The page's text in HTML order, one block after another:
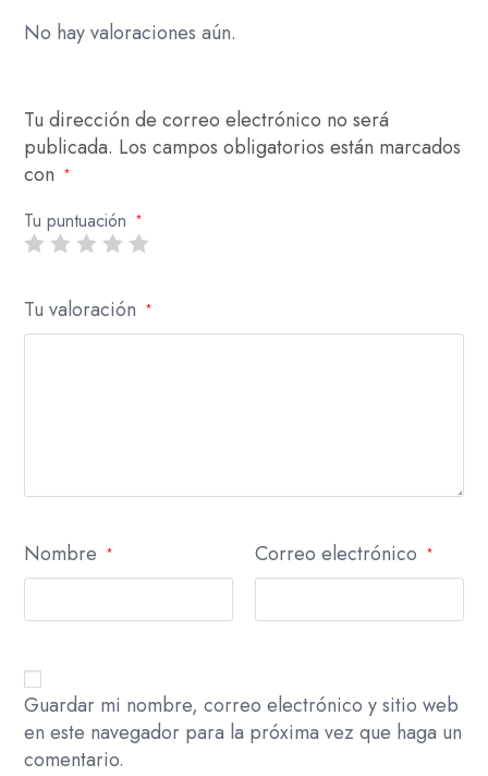
No hay valoraciones aún.
Tu dirección de correo electrónico no será
publicada. Los campos obligatorios están marcados
con
*
Tu puntuación *
Tu valoración *
Nombre * Correo electrónico *
Guardar mi nombre, correo electrónico y sitio web
en este navegador para la próxima vez que haga un
comentario.